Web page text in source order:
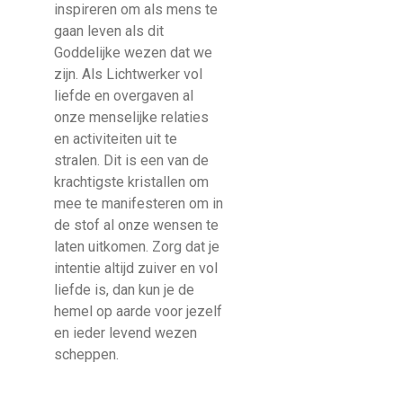
inspireren om als mens te
gaan leven als dit
Goddelijke wezen dat we
zijn. Als Lichtwerker vol
liefde en overgaven al
onze menselijke relaties
en activiteiten uit te
stralen. Dit is een van de
krachtigste kristallen om
mee te manifesteren om in
de stof al onze wensen te
laten uitkomen. Zorg dat je
intentie altijd zuiver en vol
liefde is, dan kun je de
hemel op aarde voor jezelf
en ieder levend wezen
scheppen.